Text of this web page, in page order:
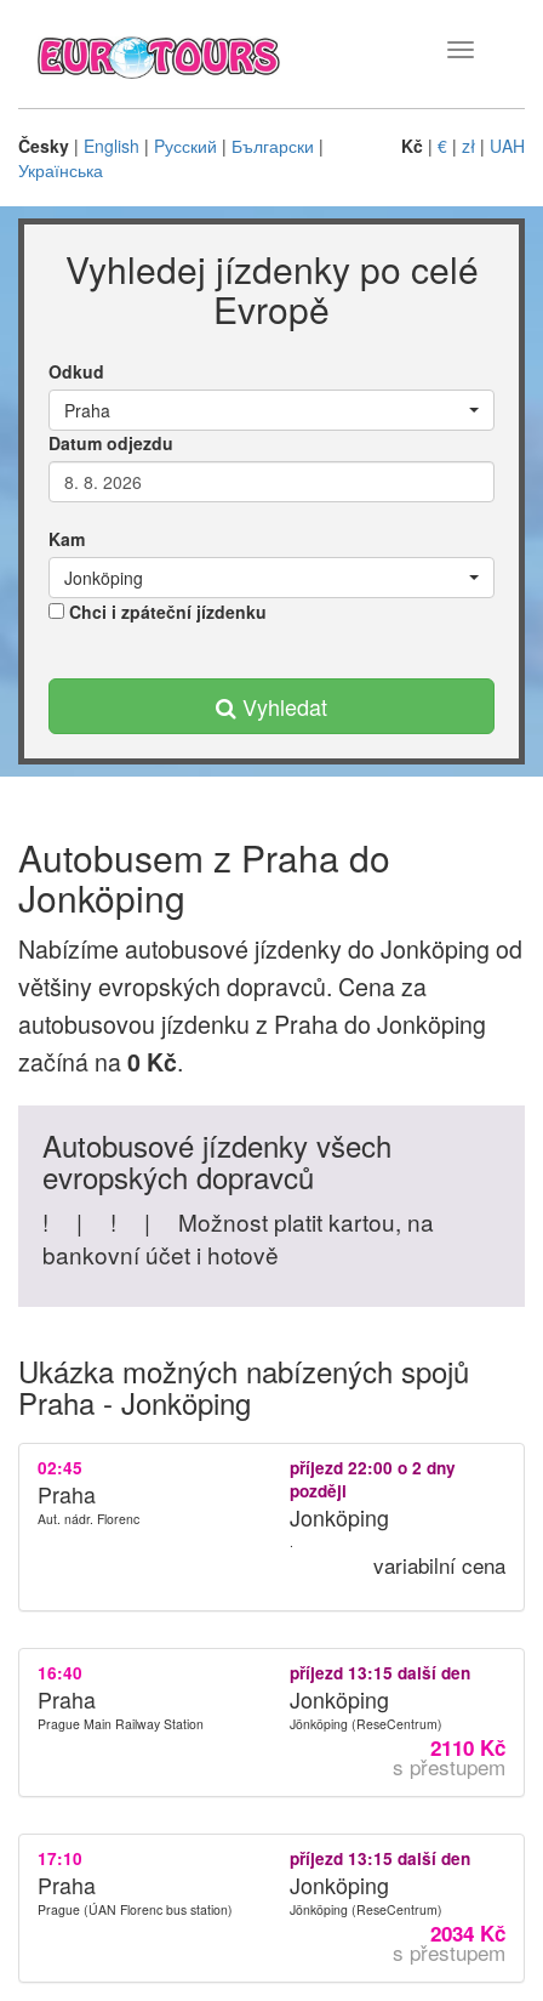
Toggle
Česky | English | Pусский | Български |
Українська
Kč| €| zł| UAH
Vyhledej jízdenky po celé
Evropě
Odkud
Praha
Datum odjezdu
Kam
Jonköping
Chci i zpáteční jízdenku
Vyhledat
Autobusem z Praha do
Jonköping
Nabízíme autobusové jízdenky do Jonköping od
většiny evropských dopravců. Cena za
autobusovou jízdenku z Praha do Jonköping
začíná na0 Kč.
Autobusové jízdenky všech
evropských dopravců
! | ! |
Možnost platit kartou, na
bankovní účet i hotově
Ukázka možných nabízených spojů
Praha - Jonköping
02:45
Praha
Aut. nádr. Florenc
příjezd 22:00 o 2 dny
později
Jonköping
.
variabilní cena
16:40
Praha
Prague Main Railway Station
příjezd 13:15 další den
Jonköping
Jönköping (ReseCentrum)
2110 Kč
s přestupem
17:10
Praha
Prague (ÚAN Florenc bus station)
příjezd 13:15 další den
Jonköping
Jönköping (ReseCentrum)
2034 Kč
s přestupem